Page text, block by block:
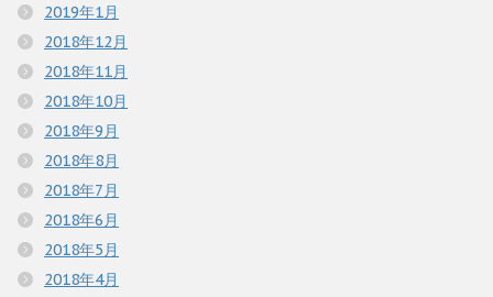
2019年1月
2018年12月
2018年11月
2018年10月
2018年9月
2018年8月
2018年7月
2018年6月
2018年5月
2018年4月